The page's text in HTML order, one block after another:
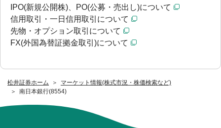
松井証券ホーム
マーケット情報(株式市況・株価検索など)
南日本銀行(8554)
IPO(新規公開株)、PO(公募・売出し)について
信用取引・一日信用取引について
先物・オプション取引について
FX(外国為替証拠金取引)について